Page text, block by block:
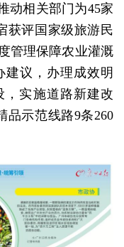
动相关部门为45家
获评国家级旅游民
管理保障农业灌溉
议，办理成效明
，实施道路新建改
品示范线路9条260